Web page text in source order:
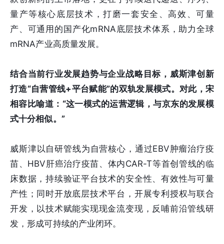
量产等核心底层技术，打磨一套安全、高效、可量
产、可通用的国产化mRNA底层技术体系，助力全球
mRNA产业高质量发展。
结合当前行业发展趋势与企业战略目标，威斯津创新
打造“自营管线+平台赋能”的双轨发展模式。对此，宋
相容比喻道：“这一模式的运营逻辑，与京东的发展模
式十分相似。”
威斯津以自研管线为自营核心，通过EBV肿瘤治疗疫
苗、HBV肝癌治疗疫苗、体内CAR-T等首创管线的临
床数据，持续验证平台技术的安全性、有效性与可量
产性；同时开放底层技术平台，开展专利授权与联合
开发，以技术赋能实现现金流变现，反哺前沿管线研
发，形成可持续的产业闭环。